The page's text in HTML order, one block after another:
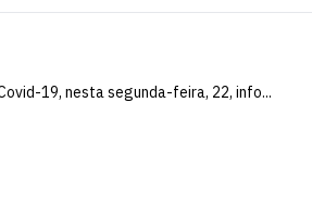
19, nesta segunda-feira, 22, info...